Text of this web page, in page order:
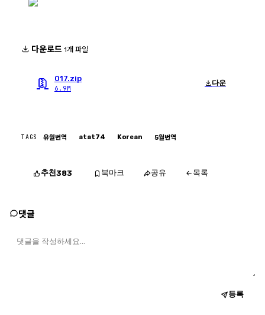
다운로드 1개 파일
017.zip
6.9M
다운
TAGS 유월번역 atat74 Korean 5월번역
추천383 북마크 공유 목록
댓글
등록